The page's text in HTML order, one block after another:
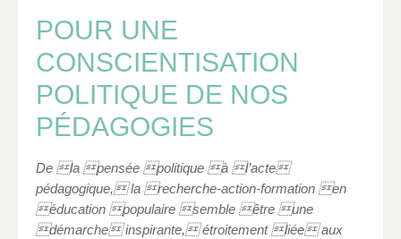
POUR UNE
CONSCIENTISATION
POLITIQUE DE NOS
PÉDAGOGIES
De la pensée politique à l’acte
pédagogique, la recherche-action-formation en
éducation populaire semble être une
démarche inspirante, étroitement liée aux